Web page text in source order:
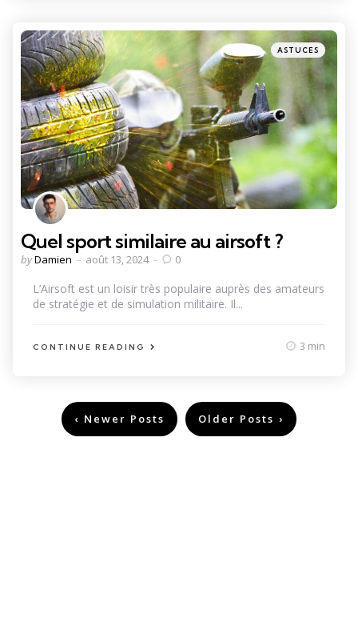
Categories
Posted
in
ASTUCES
Quel sport similaire au airsoft ?
Posted
byDamien août 13, 2024 0
L’Airsoft est un loisir très populaire auprès des amateurs
de stratégie et de simulation militaire. Il...
CONTINUE READING 3 min
PaginationNewer Posts Older Posts